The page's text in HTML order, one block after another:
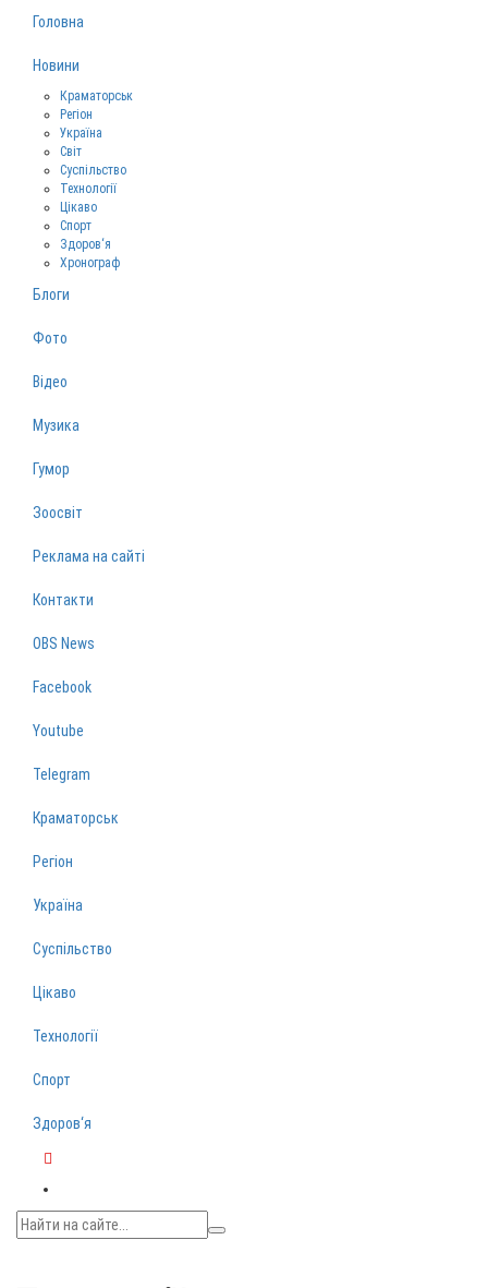
Головна
Новини
Краматорськ
Регіон
Україна
Світ
Суспільство
Технології
Цікаво
Спорт
Здоров‘я
Хронограф
Блоги
Фото
Відео
Музика
Гумор
Зоосвіт
Реклама на сайті
Контакти
OBS News
Facebook
Youtube
Telegram
Краматорськ
Регіон
Україна
Суспільство
Цікаво
Технології
Спорт
Здоров‘я